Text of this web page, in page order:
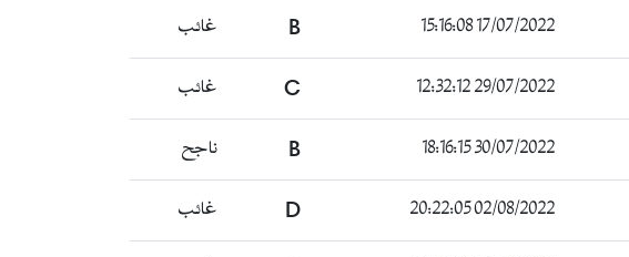
17/07/2022 15:16:08
B غائب
29/07/2022 12:32:12
C غائب
30/07/2022 18:16:15
B ناجح
02/08/2022 20:22:05
D غائب